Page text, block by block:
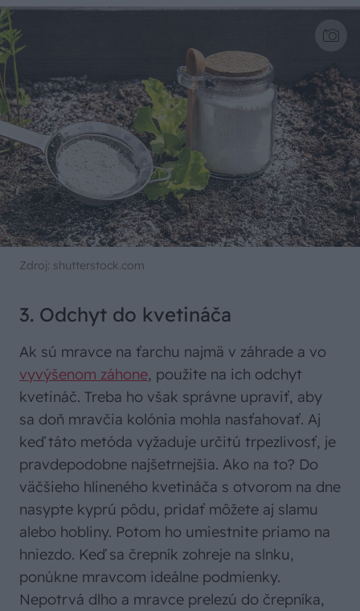
Zdroj: shutterstock.com
3. Odchyt do kvetináča
Ak sú mravce na ťarchu najmä v záhrade a vo
vyvýšenom záhone, použite na ich odchyt
kvetináč. Treba ho však správne upraviť, aby
sa doň mravčia kolónia mohla nasťahovať. Aj
keď táto metóda vyžaduje určitú trpezlivosť, je
pravdepodobne najšetrnejšia. Ako na to? Do
väčšieho hlineného kvetináča s otvorom na dne
nasypte kyprú pôdu, pridať môžete aj slamu
alebo hobliny. Potom ho umiestnite priamo na
hniezdo. Keď sa črepník zohreje na slnku,
ponúkne mravcom ideálne podmienky.
Nepotrvá dlho a mravce prelezú do črepníka,